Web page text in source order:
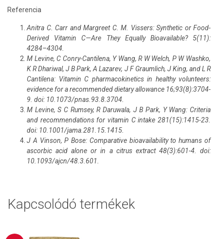
Referencia
Anitra C. Carr and Margreet C. M. Vissers: Synthetic or Food-
Derived Vitamin C—Are They Equally Bioavailable? 5(11):
4284–4304.
M Levine, C Conry-Cantilena, Y Wang, R W Welch, P W Washko,
K R Dhariwal, J B Park, A Lazarev, J F Graumlich, J King, and L R
Cantilena: Vitamin C pharmacokinetics in healthy volunteers:
evidence for a recommended dietary allowance 16;93(8):3704-
9. doi: 10.1073/pnas.93.8.3704.
M Levine, S C Rumsey, R Daruwala, J B Park, Y Wang: Criteria
and recommendations for vitamin C intake 281(15):1415-23.
doi: 10.1001/jama.281.15.1415.
J A Vinson, P Bose: Comparative bioavailability to humans of
ascorbic acid alone or in a citrus extract 48(3):601-4. doi:
10.1093/ajcn/48.3.601.
Kapcsolódó termékek